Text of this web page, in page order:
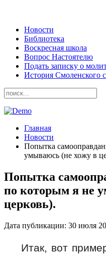
Новости
Библиотека
Воскресная школа
Вопрос Настоятелю
Подать записку о
История Смоленского
Главная
Новости
Попытка
умываюсь (не хожу в
Попытка
по которым я не
церковь).
Дата публикации: 30 июля
Итак, вот